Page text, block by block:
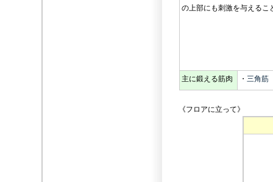
の上部にも刺激
主に鍛える筋肉 ・ 三角筋
《フロアに立って》